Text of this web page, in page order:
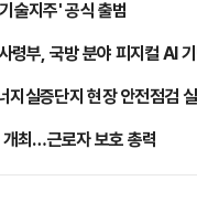
술지주' 공식 출범
부, 국방 분야 피지컬 AI
지실증단지 현장 안전점검
최…근로자 보호 총력